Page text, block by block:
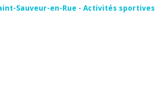
Sauveur-en-Rue - Activités sportives